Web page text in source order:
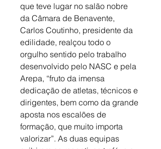
que teve lugar no salão nobre
da Câmara de Benavente,
Carlos Coutinho, presidente da
edilidade, realçou todo o
orgulho sentido pelo trabalho
desenvolvido pelo NASC e pela
Arepa, “fruto da imensa
dedicação de atletas, técnicos e
dirigentes, bem como da grande
aposta nos escalões de
formação, que muito importa
valorizar”. As duas equipas